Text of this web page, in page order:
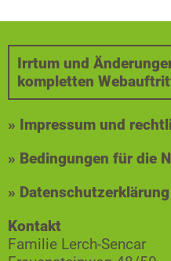
Irrtum und
kompletten
» Impressum und
» Bedingungen für die
» Datenschutzerklärung
Kontakt
Familie Lerch-Sencar